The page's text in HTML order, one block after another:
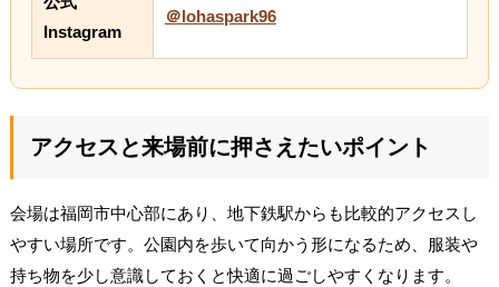
Instagram
＠lohaspark96
アクセスと来場前に押さえたいポイント
会場は福岡市中心部にあり、地下鉄駅からも比較的アクセスし
やすい場所です。公園内を歩いて向かう形になるため、服装や
持ち物を少し意識しておくと快適に過ごしやすくなります。